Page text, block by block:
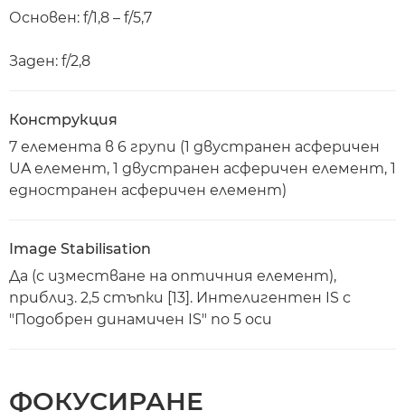
Основен: f/1,8 – f/5,7
Заден: f/2,8
Конструкция
7 елемента в 6 групи (1 двустранен асферичен
UA елемент, 1 двустранен асферичен елемент, 1
едностранен асферичен елемент)
Image Stabilisation
Да (с изместване на оптичния елемент),
приблиз. 2,5 стъпки [13]. Интелигентен IS с
"Подобрен динамичен IS" по 5 оси
ФОКУСИРАНЕ